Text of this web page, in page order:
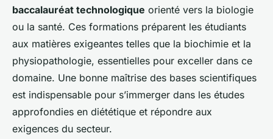
baccalauréat technologique orienté vers la biologie
ou la santé. Ces formations préparent les étudiants
aux matières exigeantes telles que la biochimie et la
physiopathologie, essentielles pour exceller dans ce
domaine. Une bonne maîtrise des bases scientifiques
est indispensable pour s’immerger dans les études
approfondies en diététique et répondre aux
exigences du secteur.